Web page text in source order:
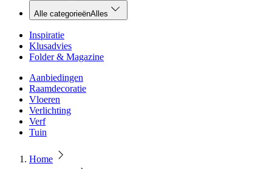
Alle categorieënAlles
Inspiratie
Klusadvies
Folder & Magazine
Aanbiedingen
Raamdecoratie
Vloeren
Verlichting
Verf
Tuin
Home